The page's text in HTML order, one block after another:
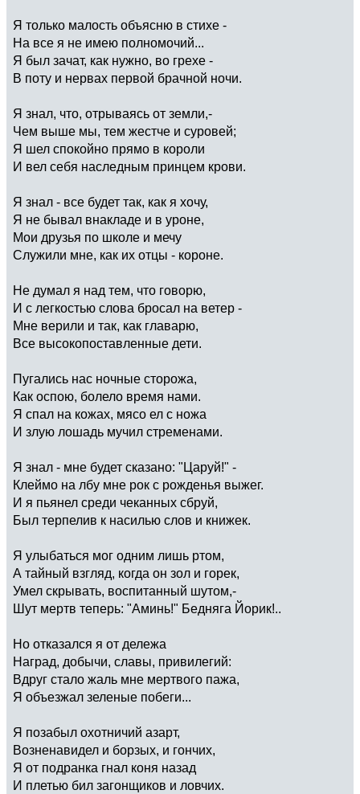
Я только малость объясню в стихе -
На все я не имею полномочий...
Я был зачат, как нужно, во грехе -
В поту и нервах первой брачной ночи.
Я знал, что, отрываясь от земли,-
Чем выше мы, тем жестче и суровей;
Я шел спокойно прямо в короли
И вел себя наследным принцем крови.
Я знал - все будет так, как я хочу,
Я не бывал внакладе и в уроне,
Мои друзья по школе и мечу
Служили мне, как их отцы - короне.
Не думал я над тем, что говорю,
И с легкостью слова бросал на ветер -
Мне верили и так, как главарю,
Все высокопоставленные дети.
Пугались нас ночные сторожа,
Как оспою, болело время нами.
Я спал на кожах, мясо ел с ножа
И злую лошадь мучил стременами.
Я знал - мне будет сказано: "Царуй!" -
Клеймо на лбу мне рок с рожденья выжег.
И я пьянел среди чеканных сбруй,
Был терпелив к насилью слов и книжек.
Я улыбаться мог одним лишь ртом,
А тайный взгляд, когда он зол и горек,
Умел скрывать, воспитанный шутом,-
Шут мертв теперь: "Аминь!" Бедняга Йорик!..
Но отказался я от дележа
Наград, добычи, славы, привилегий:
Вдруг стало жаль мне мертвого пажа,
Я объезжал зеленые побеги...
Я позабыл охотничий азарт,
Возненавидел и борзых, и гончих,
Я от подранка гнал коня назад
И плетью бил загонщиков и ловчих.